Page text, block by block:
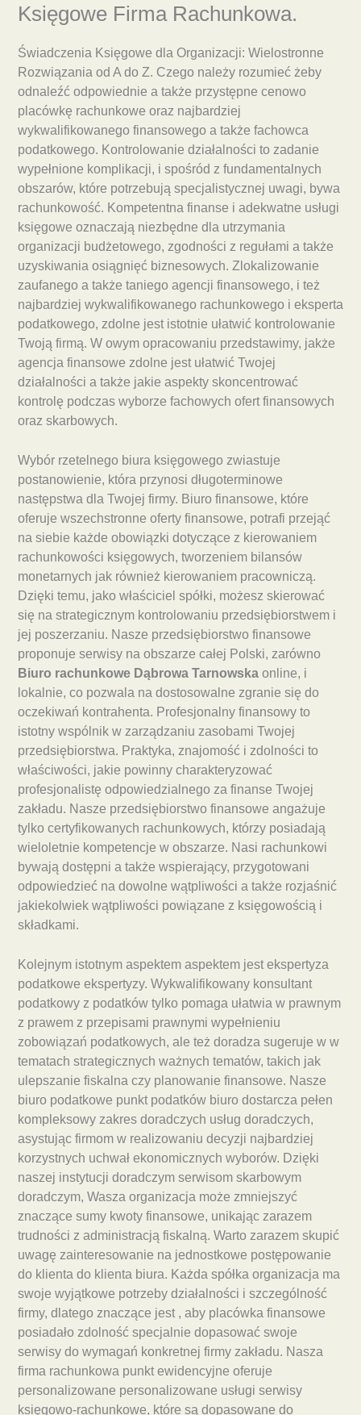
Księgowe Firma Rachunkowa.
Świadczenia Księgowe dla Organizacji: Wielostronne
Rozwiązania od A do Z. Czego należy rozumieć żeby
odnaleźć odpowiednie a także przystępne cenowo
placówkę rachunkowe oraz najbardziej
wykwalifikowanego finansowego a także fachowca
podatkowego. Kontrolowanie działalności to zadanie
wypełnione komplikacji, i spośród z fundamentalnych
obszarów, które potrzebują specjalistycznej uwagi, bywa
rachunkowość. Kompetentna finanse i adekwatne usługi
księgowe oznaczają niezbędne dla utrzymania
organizacji budżetowego, zgodności z regułami a także
uzyskiwania osiągnięć biznesowych. Zlokalizowanie
zaufanego a także taniego agencji finansowego, i też
najbardziej wykwalifikowanego rachunkowego i eksperta
podatkowego, zdolne jest istotnie ułatwić kontrolowanie
Twoją firmą. W owym opracowaniu przedstawimy, jakże
agencja finansowe zdolne jest ułatwić Twojej
działalności a także jakie aspekty skoncentrować
kontrolę podczas wyborze fachowych ofert finansowych
oraz skarbowych.
Wybór rzetelnego biura księgowego zwiastuje
postanowienie, która przynosi długoterminowe
następstwa dla Twojej firmy. Biuro finansowe, które
oferuje wszechstronne oferty finansowe, potrafi przejąć
na siebie każde obowiązki dotyczące z kierowaniem
rachunkowości księgowych, tworzeniem bilansów
monetarnych jak również kierowaniem pracowniczą.
Dzięki temu, jako właściciel spółki, możesz skierować
się na strategicznym kontrolowaniu przedsiębiorstwem i
jej poszerzaniu. Nasze przedsiębiorstwo finansowe
proponuje serwisy na obszarze całej Polski, zarówno
Biuro rachunkowe Dąbrowa Tarnowska online, i
lokalnie, co pozwala na dostosowalne zgranie się do
oczekiwań kontrahenta. Profesjonalny finansowy to
istotny wspólnik w zarządzaniu zasobami Twojej
przedsiębiorstwa. Praktyka, znajomość i zdolności to
właściwości, jakie powinny charakteryzować
profesjonalistę odpowiedzialnego za finanse Twojej
zakładu. Nasze przedsiębiorstwo finansowe angażuje
tylko certyfikowanych rachunkowych, którzy posiadają
wieloletnie kompetencje w obszarze. Nasi rachunkowi
bywają dostępni a także wspierający, przygotowani
odpowiedzieć na dowolne wątpliwości a także rozjaśnić
jakiekolwiek wątpliwości powiązane z księgowością i
składkami.
Kolejnym istotnym aspektem aspektem jest ekspertyza
podatkowe ekspertyzy. Wykwalifikowany konsultant
podatkowy z podatków tylko pomaga ułatwia w prawnym
z prawem z przepisami prawnymi wypełnieniu
zobowiązań podatkowych, ale też doradza sugeruje w w
tematach strategicznych ważnych tematów, takich jak
ulepszanie fiskalna czy planowanie finansowe. Nasze
biuro podatkowe punkt podatków biuro dostarcza pełen
kompleksowy zakres doradczych usług doradczych,
asystując firmom w realizowaniu decyzji najbardziej
korzystnych uchwał ekonomicznych wyborów. Dzięki
naszej instytucji doradczym serwisom skarbowym
doradczym, Wasza organizacja może zmniejszyć
znaczące sumy kwoty finansowe, unikając zarazem
trudności z administracją fiskalną. Warto zarazem skupić
uwagę zainteresowanie na jednostkowe postępowanie
do klienta do klienta biura. Każda spółka organizacja ma
swoje wyjątkowe potrzeby działalności i szczególność
firmy, dlatego znaczące jest , aby placówka finansowe
posiadało zdolność specjalnie dopasować swoje
serwisy do wymagań konkretnej firmy zakładu. Nasza
firma rachunkowa punkt ewidencyjne oferuje
personalizowane personalizowane usługi serwisy
księgowo-rachunkowe, które są dopasowane do